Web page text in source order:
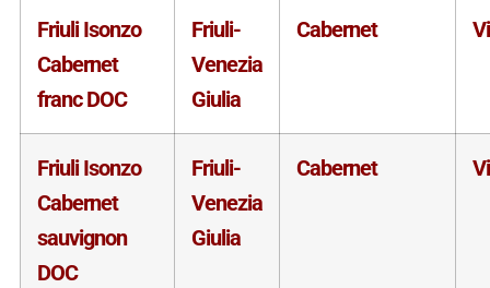
Friuli Isonzo
Cabernet
franc DOC
Friuli-
Venezia
Giulia
Cabernet
Friuli Isonzo
Cabernet
sauvignon
DOC
Friuli-
Venezia
Giulia
Cabernet